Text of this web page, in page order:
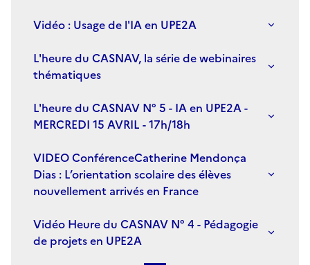
Vidéo : Usage de l'IA en UPE2A
L'heure du CASNAV, la série de webinaires
thématiques
L'heure du CASNAV N° 5 - IA en UPE2A -
MERCREDI 15 AVRIL - 17h/18h
VIDEO ConférenceCatherine Mendonça
Dias : L’orientation scolaire des élèves
nouvellement arrivés en France
Vidéo Heure du CASNAV N° 4 - Pédagogie
de projets en UPE2A